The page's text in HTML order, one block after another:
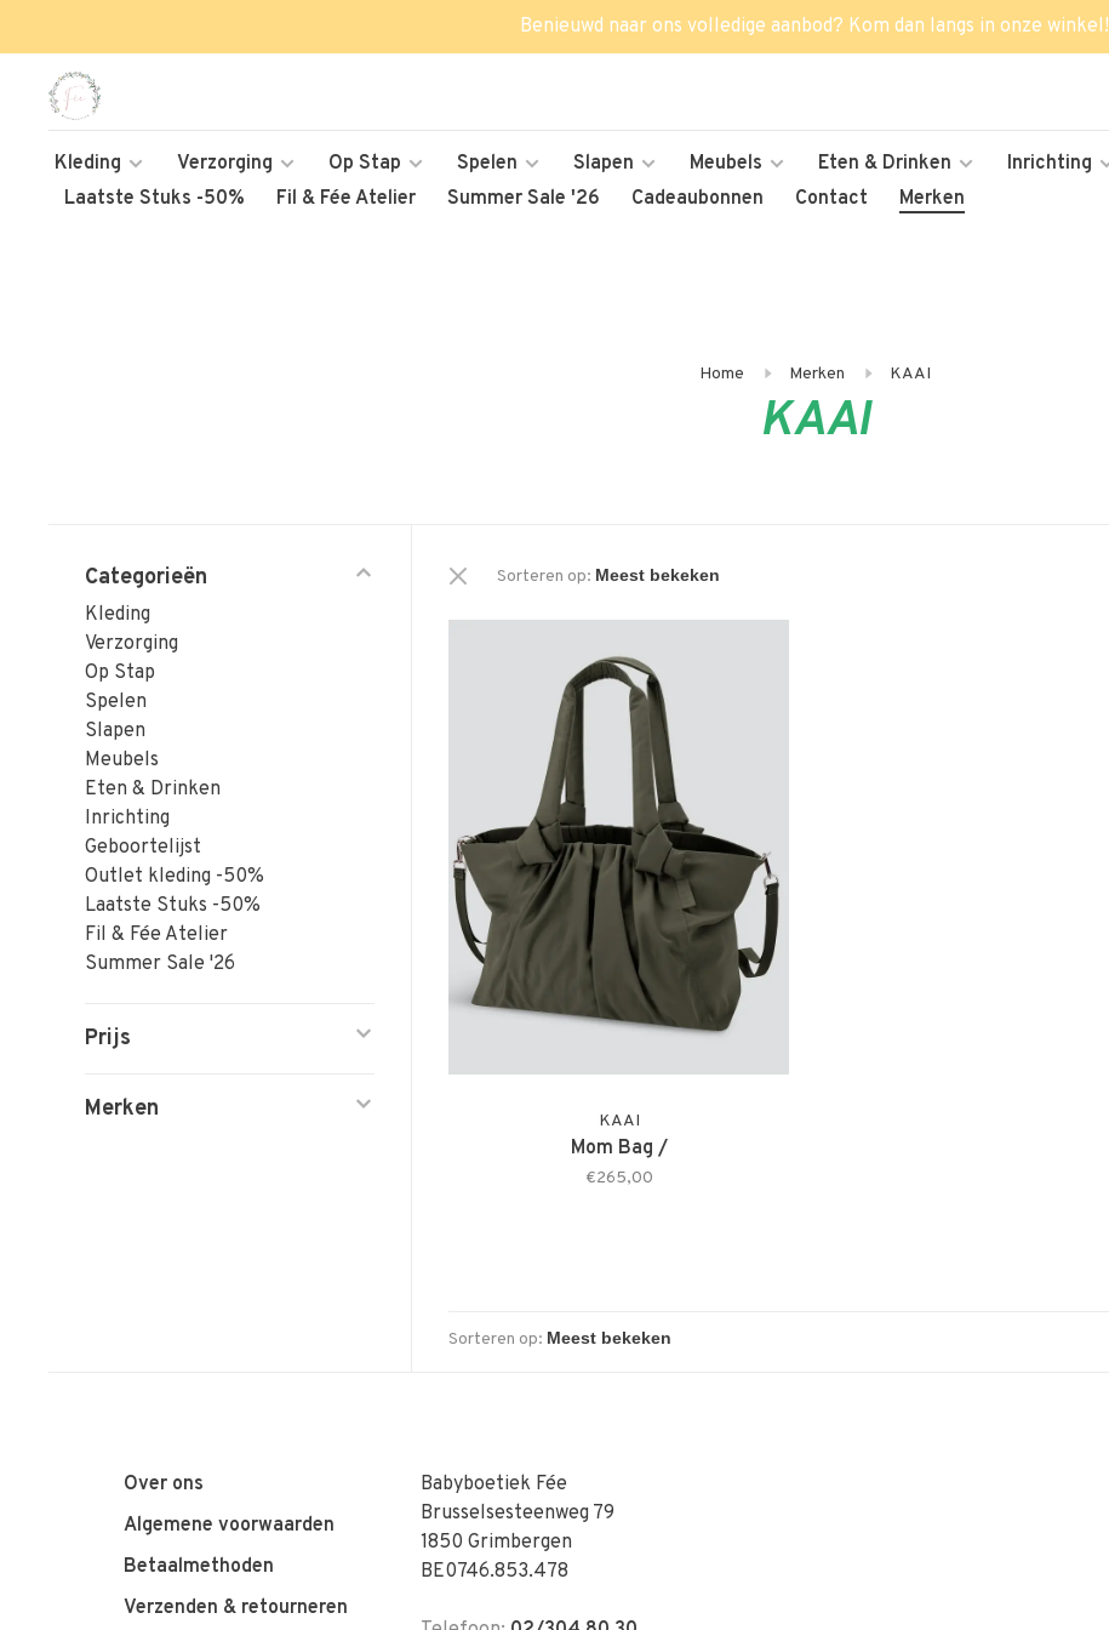
Benieuwd naar ons volledige aanbod? Kom dan langs in onze winkel!
Kleding Verzorging Op Stap Spelen Slapen Meubels Eten & Drinken Inrichting
Laatste Stuks -50%
Fil & Fée Atelier Summer Sale '26 Cadeaubonnen Contact Merken
Home Merken KAAI
KAAI
Categorieën
Kleding
Verzorging
Op Stap
Spelen
Slapen
Meubels
Eten & Drinken
Inrichting
Geboortelijst
Outlet kleding -50%
Laatste Stuks -50%
Fil & Fée Atelier
Summer Sale '26
Prijs
Merken
Sorteren op:
KAAI
Mom Bag /
€265,00
Sorteren op:
Over ons
Algemene voorwaarden
Betaalmethoden
Verzenden & retourneren
Babyboetiek Fée
Brusselsesteenweg 79
1850 Grimbergen
BE0746.853.478